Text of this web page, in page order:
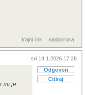
trajni link nadporuka
sri 14.1.2026 17:28
Odgovori
Citiraj
mi je